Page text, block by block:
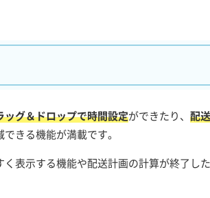
ッグ＆ドロップで時間設定ができたり、 配
きる機能が満載です。
表示する機能や配送計画の計算が終了し